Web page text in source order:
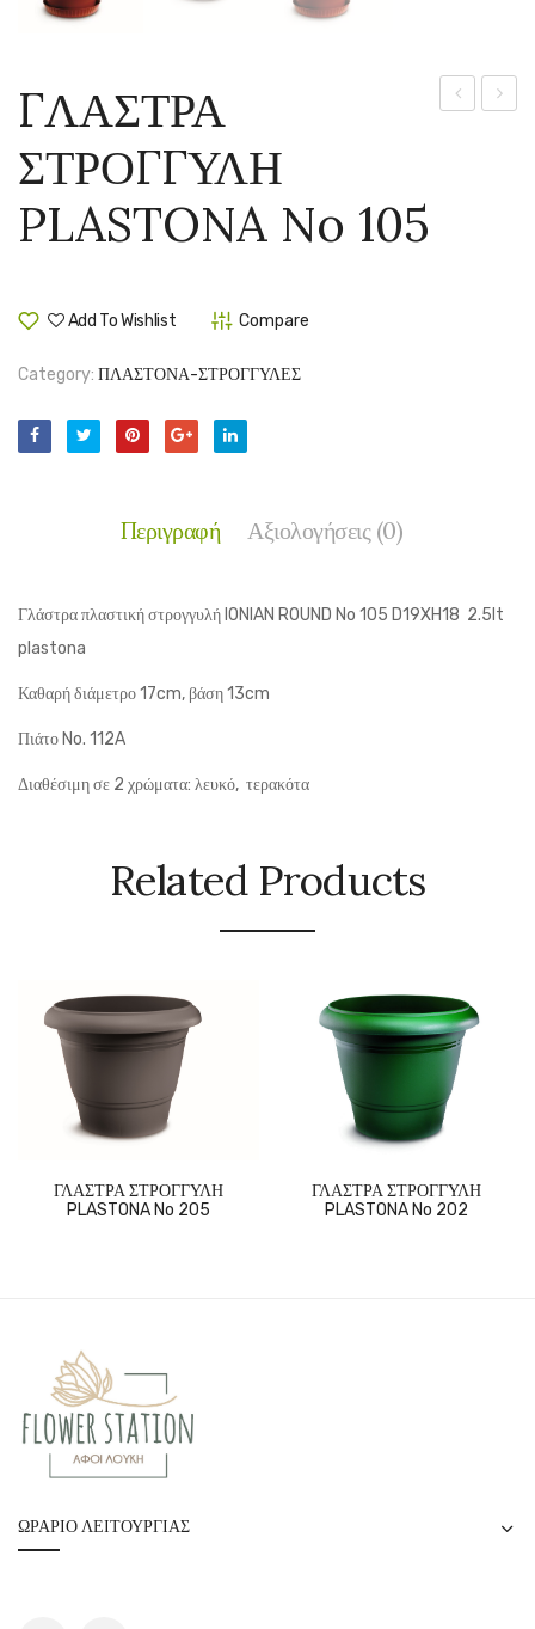
ΓΛΑΣΤΡΑ
ΣΤΡΟΓΓΥΛΗ
PLASTONA No 105
Add To Wishlist Compare
Category: ΠΛΑΣΤΟΝΑ-ΣΤΡΟΓΓΥΛΕΣ
Περιγραφή Αξιολογήσεις (0)
Γλάστρα πλαστική στρογγυλή IONIAN ROUND No 105 D19XH18 2.5lt
plastona
Καθαρή διάμετρο 17cm, βάση 13cm
Πιάτο No. 112A
Διαθέσιμη σε 2 χρώματα: λευκό, τερακότα
Related Products
ΓΛΑΣΤΡΑ ΣΤΡΟΓΓΥΛΗ
PLASTONA No 205
ΓΛΑΣΤΡΑ ΣΤΡΟΓΓΥΛΗ
PLASTONA No 202
ΩΡΆΡΙΟ ΛΕΙΤΟΥΡΓΊΑΣ